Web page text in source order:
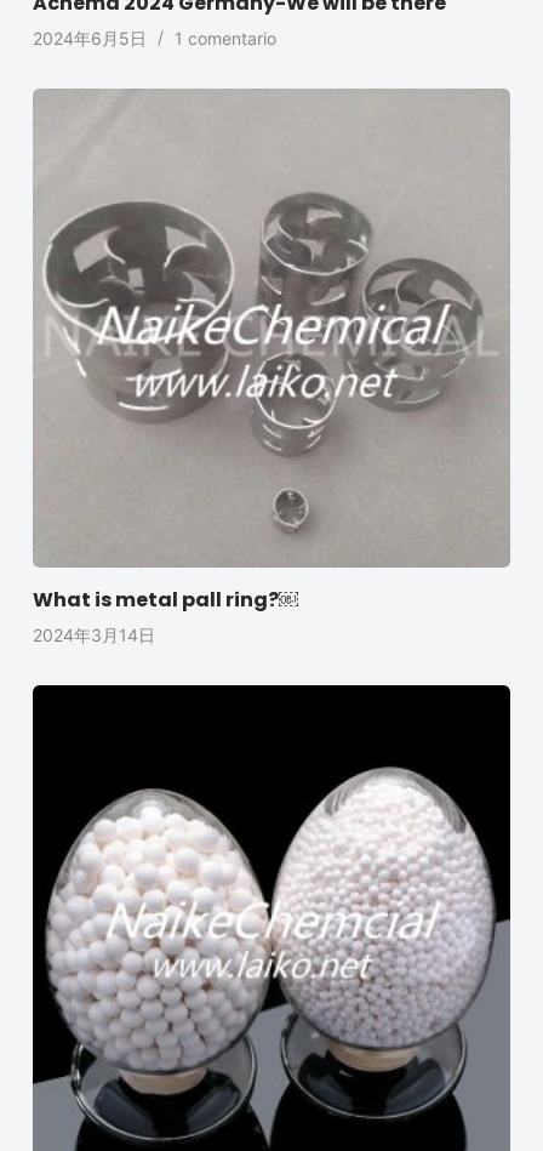
2024年6月5日 1 comentario
What is metal pall ring?￼
2024年3月14日